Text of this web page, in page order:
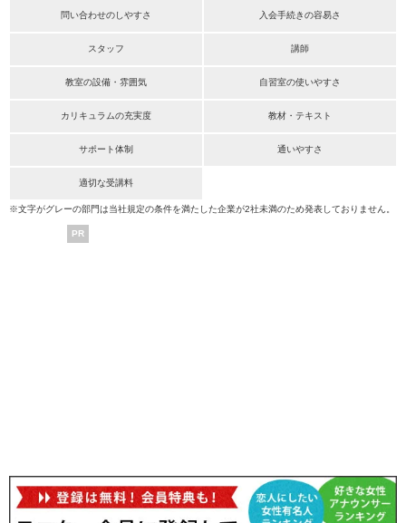
問い合わせのしやすさ 入会手続きの容易さ
スタッフ 講師
教室の設備・雰囲気 自習室の使いやすさ
カリキュラムの充実度 教材・テキスト
サポート体制 通いやすさ
適切な受講料
※文字がグレーの部門は当社規定の条件を満たした企業が2社未満のため発表しておりません。
PR